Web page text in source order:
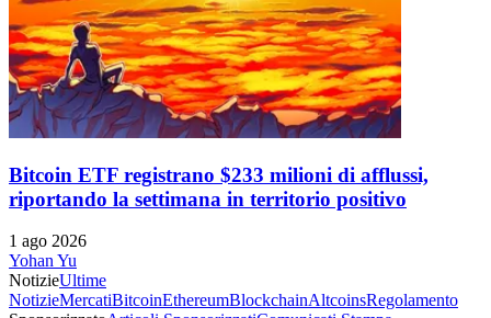
Bitcoin ETF registrano $233 milioni di afflussi,
riportando la settimana in territorio positivo
1 ago 2026
Yohan Yu
NotizieUltime
NotizieMercatiBitcoinEthereumBlockchainAltcoinsRegolamento